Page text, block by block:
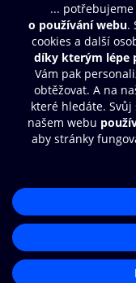
Obsah ke stažení
Moje O2 Knihovna
Další zábava
© O2 Czech Republic a.s.
Přístupnost
Zásady zpracování
Nastavení cookies